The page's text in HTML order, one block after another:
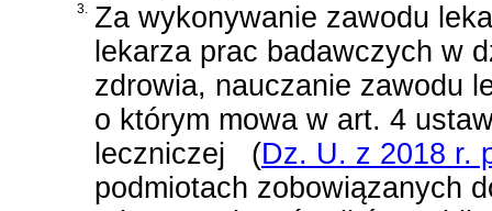
3. Za wykonywanie zawodu
lekarza prac badawczych w
zdrowia, nauczanie zawodu
o którym mowa w art. 4
leczniczej
(Dz. U. z 2018 r.
podmiotach zobowiązanych